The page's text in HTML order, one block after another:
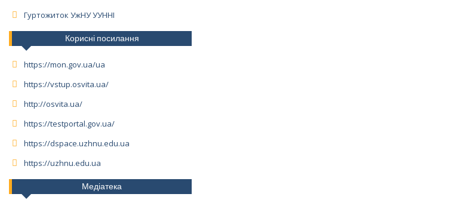
Гуртожиток УжНУ УУННІ
Корисні посилання
https://mon.gov.ua/ua
https://vstup.osvita.ua/
http://osvita.ua/
https://testportal.gov.ua/
https://dspace.uzhnu.edu.ua
https://uzhnu.edu.ua
Медіатека